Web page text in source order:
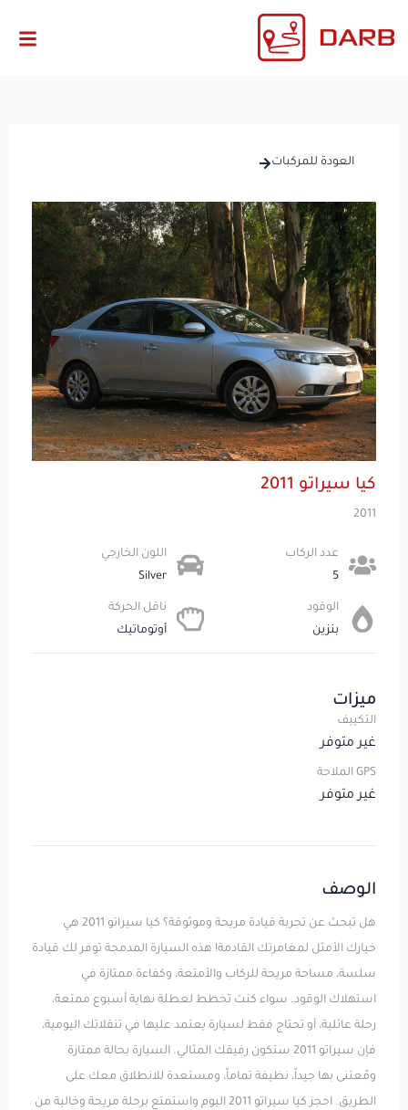
العودة للمركبات
كيا سيراتو 2011
2011
عدد الركاب​
5
اللون الخارجي
Silver
الوقود
بنزين
ناقل الحركة
أوتوماتيك
ميزات
التكييف
غير متوفر
GPS الملاحة
غير متوفر
الوصف
هل تبحث عن تجربة قيادة مريحة وموثوقة؟ كيا سيراتو 2011 هي
خيارك الأمثل لمغامرتك القادمة! هذه السيارة المدمجة توفر لك قيادة
سلسة، مساحة مريحة للركاب والأمتعة، وكفاءة ممتازة في
استهلاك الوقود. سواء كنت تخطط لعطلة نهاية أسبوع ممتعة،
رحلة عائلية، أو تحتاج فقط لسيارة يعتمد عليها في تنقلاتك اليومية،
فإن سيراتو 2011 ستكون رفيقك المثالي. السيارة بحالة ممتازة
ومُعتنى بها جيداً، نظيفة تماماً، ومستعدة للانطلاق معك على
الطريق. احجز كيا سيراتو 2011 اليوم واستمتع برحلة مريحة وخالية من